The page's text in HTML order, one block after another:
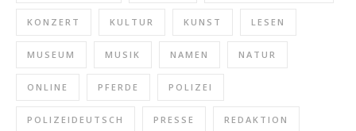
KONZERT KULTUR KUNST LESEN
MUSEUM MUSIK NAMEN NATUR
ONLINE PFERDE POLIZEI
POLIZEIDEUTSCH PRESSE REDAKTION